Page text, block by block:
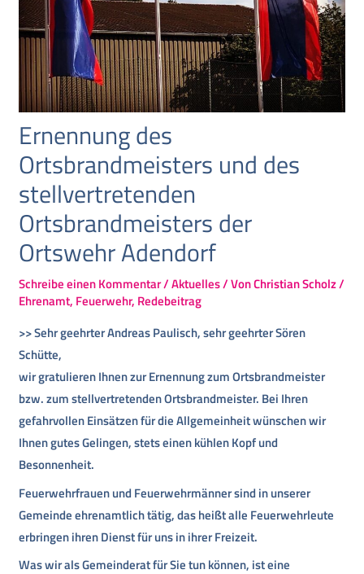
Ernennung des
Ortsbrandmeisters und des
stellvertretenden
Ortsbrandmeisters der
Ortswehr Adendorf
Schreibe einen Kommentar/Aktuelles/ VonChristian Scholz/
Ehrenamt, Feuerwehr, Redebeitrag
>> Sehr geehrter Andreas Paulisch, sehr geehrter Sören
Schütte,
wir gratulieren Ihnen zur Ernennung zum Ortsbrandmeister
bzw. zum stellvertretenden Ortsbrandmeister. Bei Ihren
gefahrvollen Einsätzen für die Allgemeinheit wünschen wir
Ihnen gutes Gelingen, stets einen kühlen Kopf und
Besonnenheit.
Feuerwehrfrauen und Feuerwehrmänner sind in unserer
Gemeinde ehrenamtlich tätig, das heißt alle Feuerwehrleute
erbringen ihren Dienst für uns in ihrer Freizeit.
Was wir als Gemeinderat für Sie tun können, ist eine